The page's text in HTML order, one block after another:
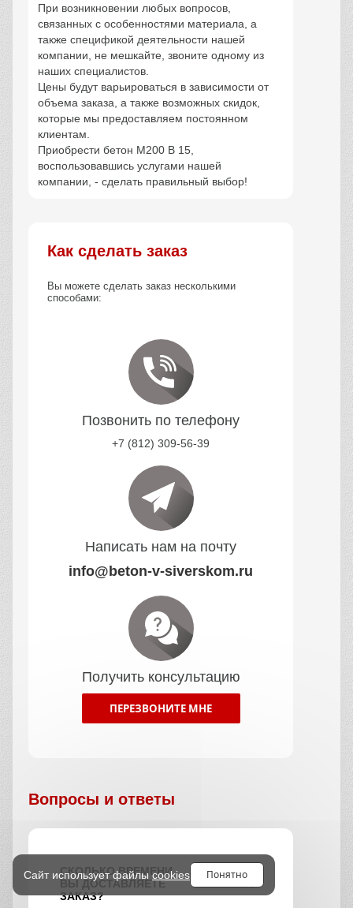
При возникновении любых вопросов,
связанных с особенностями материала, а
также спецификой деятельности нашей
компании, не мешкайте, звоните одному из
наших специалистов.
Цены будут варьироваться в зависимости от
объема заказа, а также возможных скидок,
которые мы предоставляем постоянном
клиентам.
Приобрести бетон М200 В 15,
воспользовавшись услугами нашей
компании, - сделать правильный выбор!
Как сделать заказ
Вы можете сделать заказ несколькими
способами:
Позвонить по телефону
+7 (812) 309-56-39
Написать нам на почту
info@beton-v-siverskom.ru
Получить консультацию
ПЕРЕЗВОНИТЕ МНЕ
Вопросы и ответы
СКОЛЬКО ВРЕМЕНИ
ВЫ ДОСТАВЛЯЕТЕ
ЗАКАЗ?
Сайт использует файлыcookies Понятно